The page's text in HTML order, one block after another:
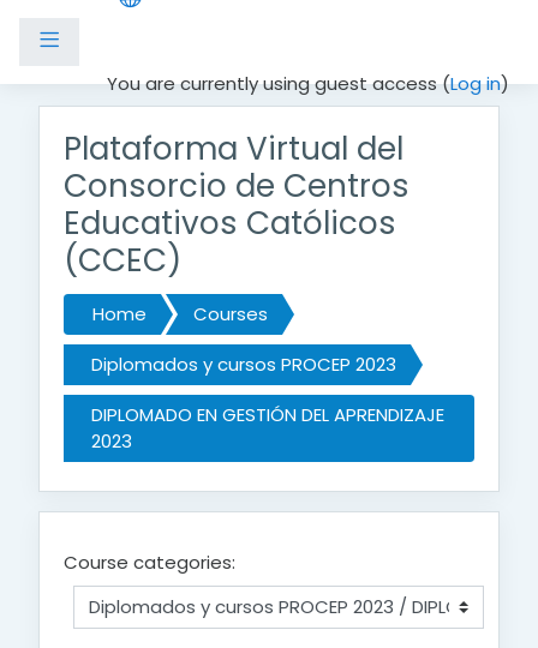
Side panel
You are currently using guest access (Log in)
Plataforma Virtual del
Consorcio de Centros
Educativos Católicos
(CCEC)
Home
Courses
Diplomados y cursos PROCEP 2023
DIPLOMADO EN GESTIÓN DEL APRENDIZAJE
2023
Course categories: